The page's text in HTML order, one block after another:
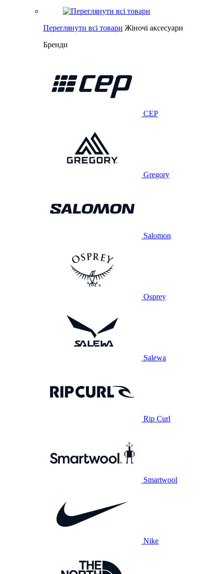
Переглянути всі товари Жіночі аксесуари
Бренди
CEP
Gregory
Salomon
Osprey
Salewa
Rip Curl
Smartwool
Nike